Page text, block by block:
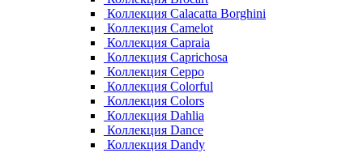
Коллекция Calacatta Borghini
Коллекция Camelot
Коллекция Capraia
Коллекция Caprichosa
Коллекция Ceppo
Коллекция Colorful
Коллекция Colors
Коллекция Dahlia
Коллекция Dance
Коллекция Dandy